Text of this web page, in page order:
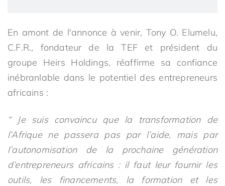
En amont de l'annonce à venir, Tony O. Elumelu,
C.F.R., fondateur de la TEF et président du
groupe Heirs Holdings, réaffirme sa confiance
inébranlable dans le potentiel des entrepreneurs
africains :
“ Je suis convaincu que la transformation de
l’Afrique ne passera pas par l’aide, mais par
l’autonomisation de la prochaine génération
d’entrepreneurs africains : il faut leur fournir les
outils, les financements, la formation et les